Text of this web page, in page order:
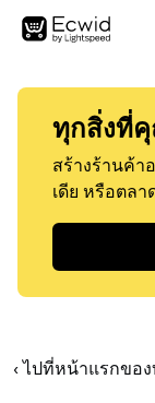
ทุกสิ่งที่
สร้างร้านค้า
เดีย หรือตล
‹ ไปที่หน้าแรกขอ